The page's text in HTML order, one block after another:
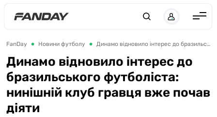
Англія
Іспанія
Німеччина
Італія
FanDay Новини футболу Динамо відновило інтерес до бразильського футболіста: нинішній клуб гравця вже почав діяти
Динамо відновило інтерес до
бразильського футболіста:
нинішній клуб гравця вже почав
діяти